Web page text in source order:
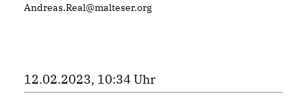
Andreas.Real@malteser.org
12.02.2023, 10:34 Uhr